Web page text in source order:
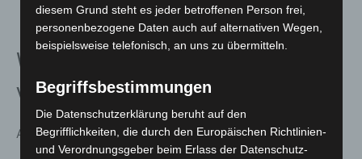
Hilfe aufgesucht werden.
Weitere Informationen online
verfügbar
Alle Angebote zur Hitze-Prävention sind online abrufbar:
diesem Grund steht es jeder betroffenen Person frei,
personenbezogene Daten auch auf alternativen Wegen,
beispielsweise telefonisch, an uns zu übermitteln.
Begriffsbestimmungen
Die Datenschutzerklärung beruht auf den
Begrifflichkeiten, die durch den Europäischen Richtlinien-
und Verordnungsgeber beim Erlass der Datenschutz-